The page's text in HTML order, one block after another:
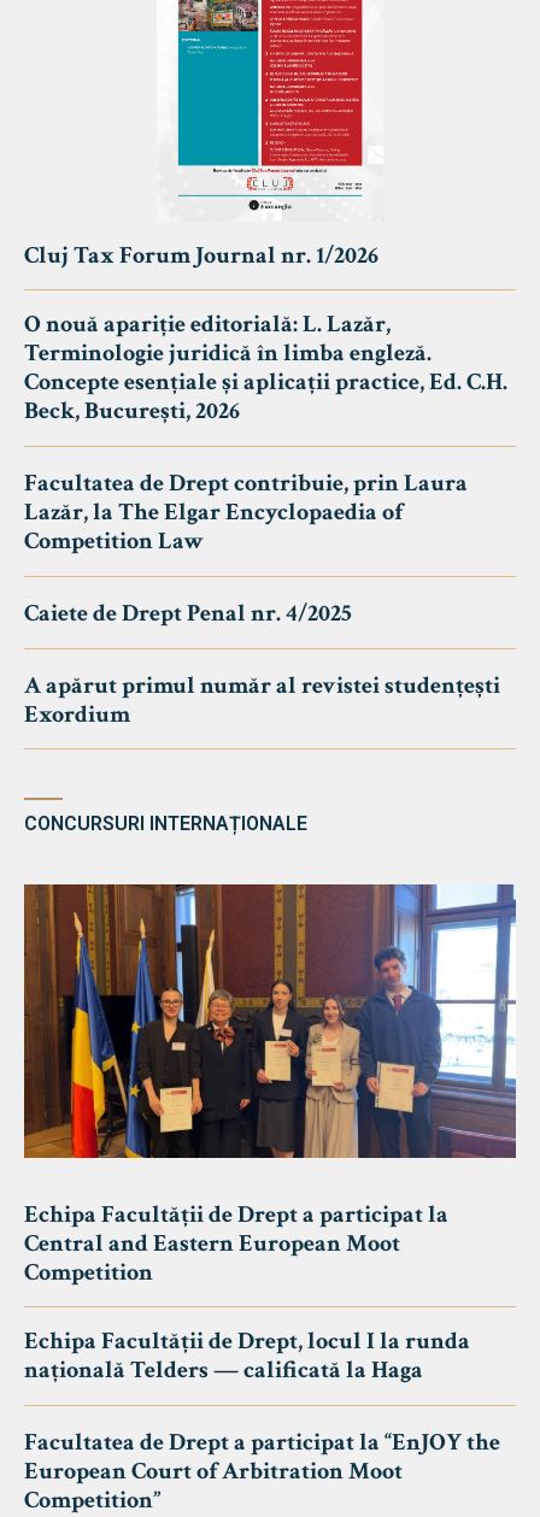
Cluj Tax Forum Journal nr. 1/2026
O nouă apariție editorială: L. Lazăr,
Terminologie juridică în limba engleză.
Concepte esențiale și aplicații practice, Ed. C.H.
Beck, București, 2026
Facultatea de Drept contribuie, prin Laura
Lazăr, la The Elgar Encyclopaedia of
Competition Law
Caiete de Drept Penal nr. 4/2025
A apărut primul număr al revistei studențești
Exordium
CONCURSURI INTERNAȚIONALE
Echipa Facultății de Drept a participat la
Central and Eastern European Moot
Competition
Echipa Facultății de Drept, locul I la runda
națională Telders — calificată la Haga
Facultatea de Drept a participat la “EnJOY the
European Court of Arbitration Moot
Competition”